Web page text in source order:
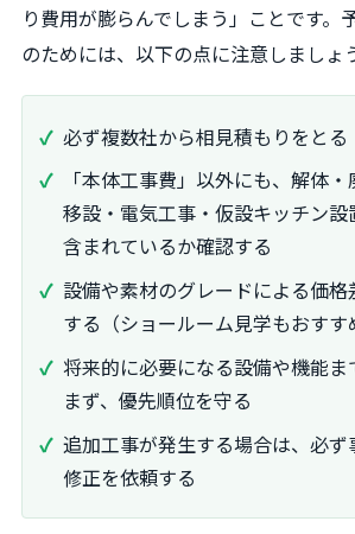
り費用が膨らんでしまう」ことです。
のためには、以下の点に注意しましょ
必ず複数社から相見積もりをとる
「本体工事費」以外にも、解体
移設・電気工事・仮設キッチン設
含まれているか確認する
設備や素材のグレードによる価
する（ショールーム見学もおすす
将来的に必要になる設備や機能
まず、優先順位を守る
追加工事が発生する場合は、必ず
修正を依頼する